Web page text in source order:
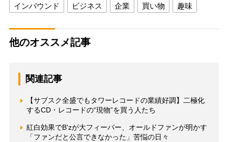
インバウンド ビジネス 企業 買い物 趣味
他のオススメ記事
関連記事
【サブスク全盛でもタワーレコードの業績好調】二極化
するCD・レコードの“現物”を買う人たち
紅白効果でB'zが大フィーバー、オールドファンが明かす
「ファンだと公言できなかった」苦悩の日々